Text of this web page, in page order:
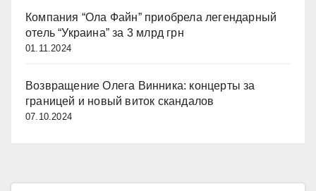
Компания “Ола Файн” приобрела легендарный
отель “Украина” за 3 млрд грн
01.11.2024
Возвращение Олега Винника: концерты за
границей и новый виток скандалов
07.10.2024